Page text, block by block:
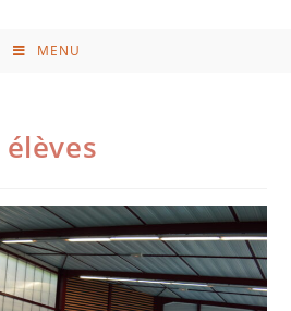
MENU